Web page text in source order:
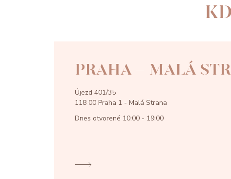
PRAHA - MALÁ
Újezd 401/35
118 00 Praha 1 - Malá Strana
Dnes otvorené 10:00 - 19:00